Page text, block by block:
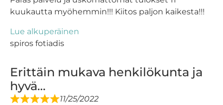
kuukautta myöhemmin!!! Kiitos paljon kaikesta!!!
Lue alkuperäinen
spiros fotiadis
Erittäin mukava henkilökunta ja
hyvä…
11/25/2022